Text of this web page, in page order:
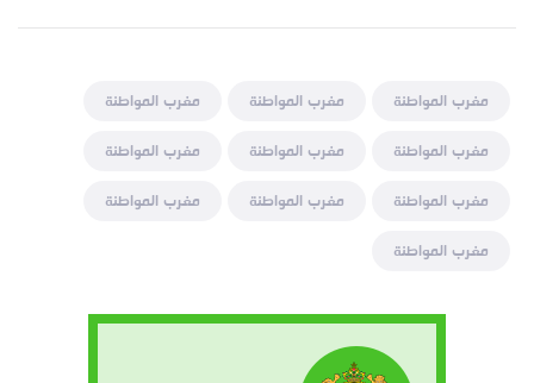
مغرب المواطنة مغرب المواطنة
مغرب المواطنة
مغرب المواطنة
مغرب المواطنة
مغرب المواطنة
مغرب المواطنة
مغرب المواطنة
مغرب المواطنة
مغرب المواطنة